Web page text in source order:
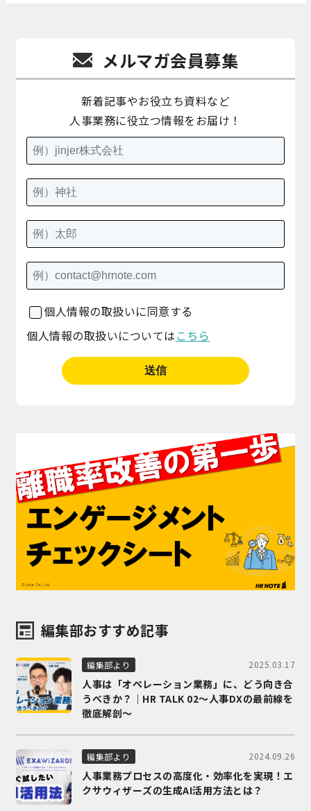
メルマガ会員募集
新着記事やお役立ち資料など
人事業務に役立つ情報をお届け！
個人情報の取扱いに同意する
個人情報の取扱いについては こちら
編集部おすすめ記事
編集部より 2025.03.17
人事は「オペレーション業務」に、どう向き合
うべきか？｜HR TALK 02～人事DXの最前線を
徹底解剖～
編集部より 2024.09.26
人事業務プロセスの高度化・効率化を実現！エ
クサウィザーズの生成AI活用方法とは？